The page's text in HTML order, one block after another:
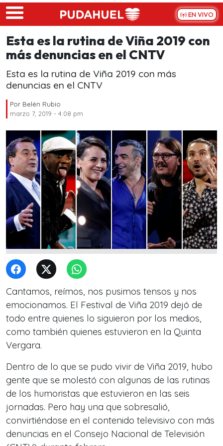
Skip to main content
EN VIVO
Esta es la rutina de Viña 2019 con
más denuncias en el CNTV
Esta es la rutina de Viña 2019 con más
denuncias en el CNTV
Por Belén Rubio
marzo 7, 2019 - 4:08 pm
Cantamos, reímos, nos pusimos tensos y nos
emocionamos. El Festival de Viña 2019 dejó de
todo entre quienes lo siguieron por los medios,
como también quienes estuvieron en la Quinta
Vergara.
Dentro de lo que se pudo vivir de Viña 2019, hubo
gente que se molestó con algunas de las rutinas
de los humoristas que estuvieron en las seis
jornadas. Pero hay una que sobresalió,
convirtiéndose en el contenido televisivo con más
denuncias en el Consejo Nacional de Televisión